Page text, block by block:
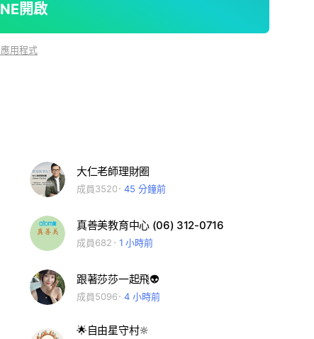
開啟
用程式
大仁老師理財圈
成員3520 45 分鐘前
真善美教育中心 (06) 312-0716
成員682 1 小時前
跟著莎莎一起飛👽
成員5096 4 小時前
🌟自由星守村🔆